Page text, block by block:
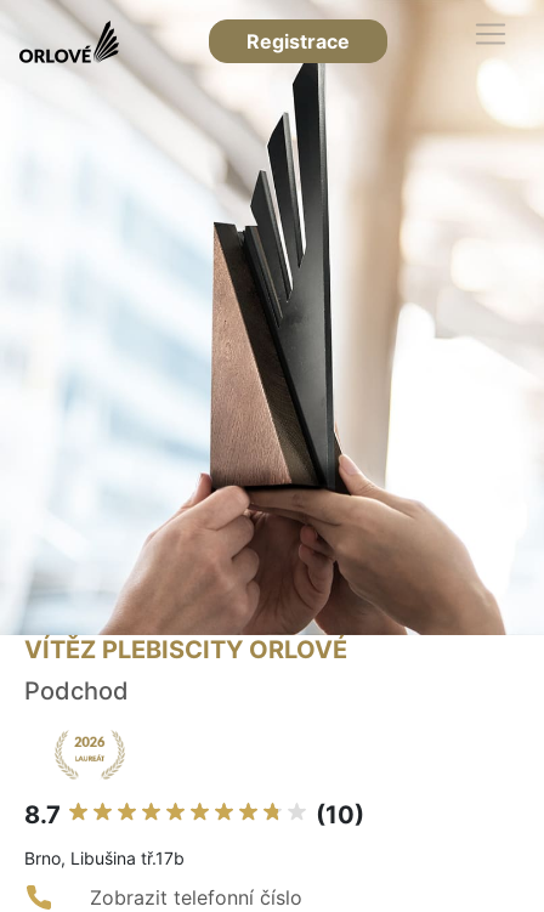
Registrace
VÍTĚZ PLEBISCITY ORLOVÉ
Podchod
8.7 (10)
Brno, Libušina tř.17b
Zobrazit telefonní číslo